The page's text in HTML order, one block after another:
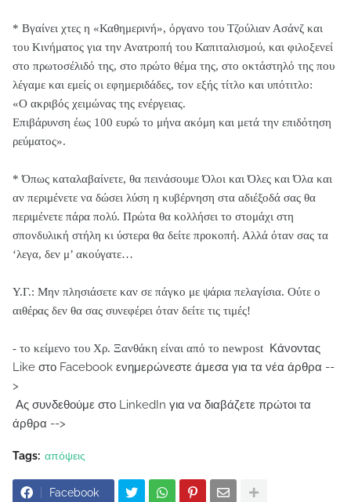
* Βγαίνει χτες η «Καθημερινή», όργανο του Τζούλιαν Ασάνζ και
του Κινήματος για την Ανατροπή του Καπιταλισμού, και φιλοξενεί
στο πρωτοσέλιδό της, στο πρώτο θέμα της, στο οκτάστηλό της που
λέγαμε και εμείς οι εφημεριδάδες, τον εξής τίτλο και υπότιτλο:
«Ο ακριβός χειμώνας της ενέργειας.
Επιβάρυνση έως 100 ευρώ το μήνα ακόμη και μετά την επιδότηση
ρεύματος».
* Όπως καταλαβαίνετε, θα πεινάσουμε Όλοι και Όλες και Όλα και
αν περιμένετε να δώσει λύση η κυβέρνηση στα αδιέξοδά σας θα
περιμένετε πάρα πολύ. Πρώτα θα κολλήσει το στομάχι στη
σπονδυλική στήλη κι ύστερα θα δείτε προκοπή. Αλλά όταν σας τα
‘λεγα, δεν μ’ ακούγατε…
Υ.Γ.: Μην πλησιάσετε καν σε πάγκο με ψάρια πελαγίσια. Ούτε ο
αιθέρας δεν θα σας συνεφέρει όταν δείτε τις τιμές!
- το κείμενο του Χρ. Ξανθάκη είναι από το newpost Κάνοντας
Like στο Facebook ενημερώνεστε άμεσα για τα νέα άρθρα --
>
Ας συνδεθούμε στο LinkedIn για να διαβάζετε πρώτοι τα
άρθρα -->
Tags: απόψεις
Facebook